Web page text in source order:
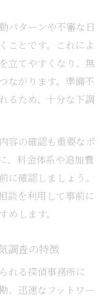
行為一覧
見極め方
法のポイント
の注意事項
パターンや不審な日
ことです。これによ
立てやすくなり、無
ながります。準備不
るため、十分な下調
容の確認も重要なポ
、料金体系や追加費
に確認しましょう。
談を利用して事前に
します。
調査の特徴
れる探偵事務所に
、迅速なフットワー